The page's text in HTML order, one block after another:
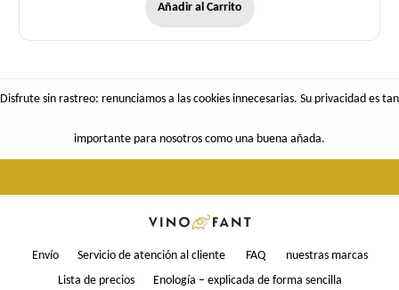
Añadir al Carrito
Disfrute sin rastreo: renunciamos a las cookies innecesarias. Su privacidad es tan
importante para nosotros como una buena añada.
Envío Servicio de atención al cliente FAQ
nuestras marcas
Lista de precios
Enología – explicada de forma sencilla